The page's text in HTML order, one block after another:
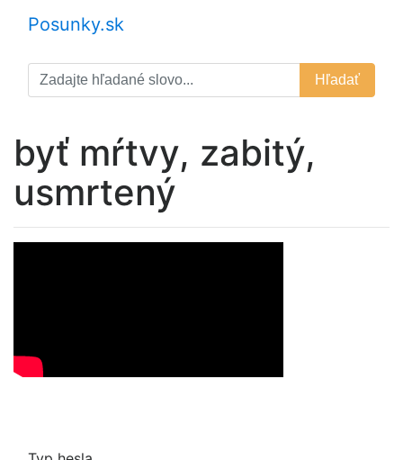
Posunky.sk
Hľadať
byť mŕtvy, zabitý,
usmrtený